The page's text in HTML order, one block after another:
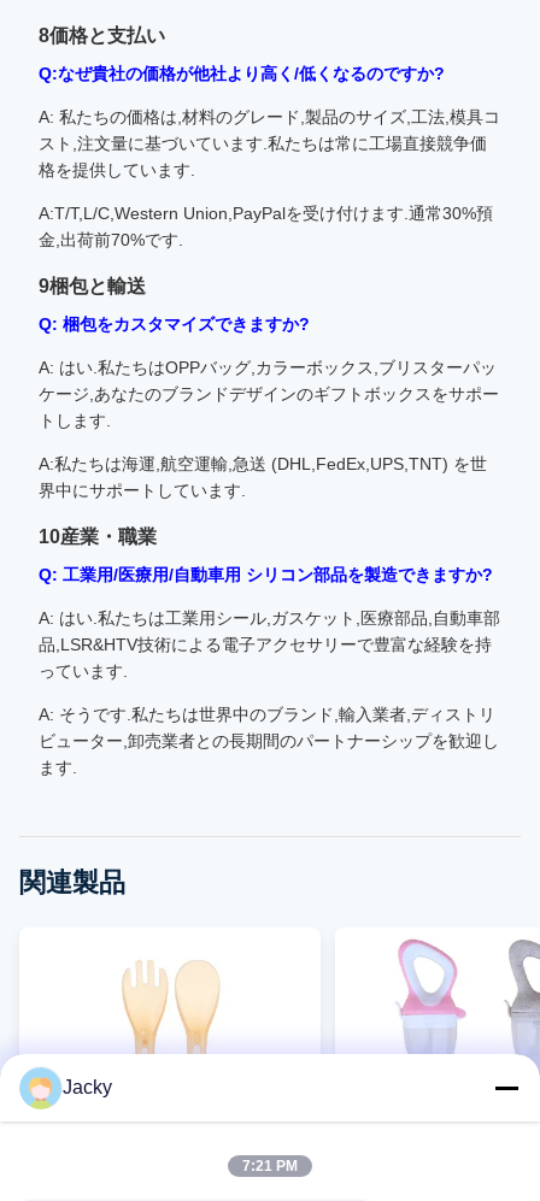
8価格と支払い
Q:なぜ貴社の価格が他社より高く/低くなるのですか?
A: 私たちの価格は,材料のグレード,製品のサイズ,工法,模具コ
スト,注文量に基づいています.私たちは常に工場直接競争価
格を提供しています.
A:T/T,L/C,Western Union,PayPalを受け付けます.通常30%預
金,出荷前70%です.
9梱包と輸送
Q: 梱包をカスタマイズできますか?
A: はい.私たちはOPPバッグ,カラーボックス,ブリスターパッ
ケージ,あなたのブランドデザインのギフトボックスをサポー
トします.
A:私たちは海運,航空運輸,急送 (DHL,FedEx,UPS,TNT) を世
界中にサポートしています.
10産業・職業
Q: 工業用/医療用/自動車用 シリコン部品を製造できますか?
A: はい.私たちは工業用シール,ガスケット,医療部品,自動車部
品,LSR&HTV技術による電子アクセサリーで豊富な経験を持
っています.
A: そうです.私たちは世界中のブランド,輸入業者,ディストリ
ビューター,卸売業者との長期間のパートナーシップを歓迎し
ます.
関連製品
Jacky
7:21 PM